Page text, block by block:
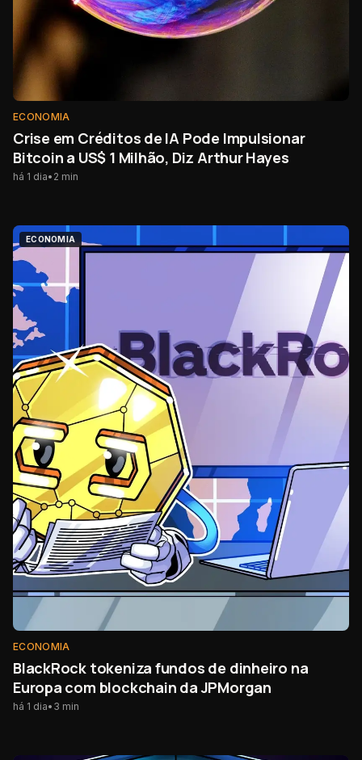
ECONOMIA
Crise em Créditos de IA Pode Impulsionar
Bitcoin a US$ 1 Milhão, Diz Arthur Hayes
há 1 dia• 2 min
ECONOMIA
ECONOMIA
BlackRock tokeniza fundos de dinheiro na
Europa com blockchain da JPMorgan
há 1 dia• 3 min